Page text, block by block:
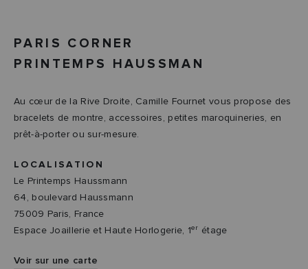
PARIS CORNER
PRINTEMPS HAUSSMAN
Au cœur de la Rive Droite, Camille Fournet vous propose des
bracelets de montre, accessoires, petites maroquineries, en
prêt-à-porter ou sur-mesure.
LOCALISATION
Le Printemps Haussmann
64, boulevard Haussmann
75009 Paris, France
Espace Joaillerie et Haute Horlogerie, 1 er étage
Voir sur une carte